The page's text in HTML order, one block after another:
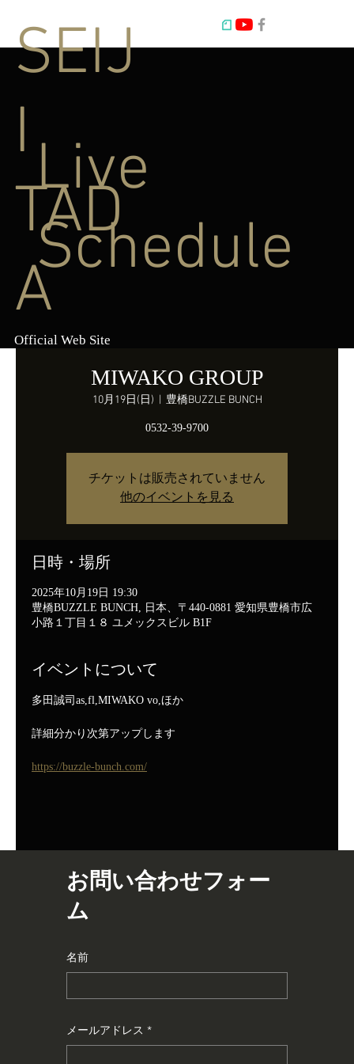
MIWAKO GROUP
10月19日(日) 豊橋BUZZLE BUNCH
0532-39-9700
チケットは販売されていません
他のイベントを見る
日時・場所
2025年10月19日 19:30
豊橋BUZZLE BUNCH, 日本、〒440-0881 愛知県豊橋市広
小路１丁目１８ ユメックスビル B1F
イベントについて
多田誠司as,fl,MIWAKO vo,ほか
詳細分かり次第アップします
https://buzzle-bunch.com/
Live
Schedule
SEIJ
I
TAD
A
Official Web Site
お問い合わせフォー
ム
名前
メールアドレス